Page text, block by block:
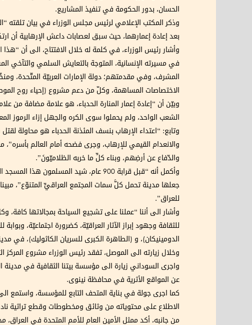
الحسان، بدور الحكومة في تنفيذ المشاريع.
وذكر المكتب الإعلامي لرئيس مجلس الوزراء في بيان تلقته
بعد إعادة إعمارهما، حيث سبق لعصابات داعش الإرهابية أن
وأشار رئيس الوزراء، في كلمة له خلال الافتتاح، الى أن
في مسيرته الإنسانية، المتوجة بالتعايش السلمي والتآخي
المشرف، وفي مقدمتهم؛ دولة الإمارات العربيّة المتّحدة،
الاختصاصات المساهمة، وكلّ من دعم مشروع (إحياء روح
وبيّن أن “إعادة إعمار المنارة الحدباء، هو علامة مضافة من
الشعب الواحد، ولم يحملوا سوى الكره والجهل إزاء الرموز
وتابع: “اعتداء الإرهاب بنسف المئذنة الحدباء هو محاولة
والانعدام القيمي للإرهاب، وجرى فضحه أمام العالم بأسره”،
والدّفاع عن أرضِهم، وبناء كلِّ ما خربه الظلاميّونَ”.
وأكمل أنه “قبل قرابة 900 عام، شيد
جعلها مدينة تحمل كلَّ سمات المجتمع العراقيِّ المتنوّع”،
للعراق”.
وأشار الى أننا “عملنا على تشجيع السياحة بمجالاتها
للثقافة وجهود إبراز الآثار العراقيّة، كضرورة اجتماعيّة،
الدومينيكان)، و (الطاهرة الكبرى للسريان الكاثوليك)، في
وخلال زيارته الى الموصل، تفقد رئيس الوزراء مشروع المركز
واجرى السوداني زيارة الى مؤسسة بيتنا الثقافية في
عن المواقع الأثرية في محافظة نينوى.
كما اجرى جولة في بناية المتحف التابع للمؤسسة، واستمع
الاطلاع على محتوياته من وثائق ومخطوطات وقطع تراثية
من جانبه، أكد ممثل الأمين العام للأمم المتحدة في